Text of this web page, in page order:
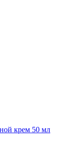
крем 50 мл